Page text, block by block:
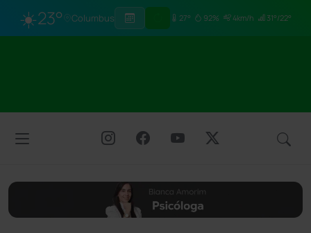
☀️23° Columbus 27° 92% 4km/h 31°/22°